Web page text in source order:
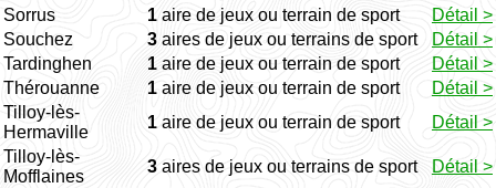
Sorrus
1 aire de jeux ou terrain de sport
Détail >
Souchez
3 aires de jeux ou terrains de sport
Détail >
Tardinghen
1 aire de jeux ou terrain de sport
Détail >
Thérouanne
1 aire de jeux ou terrain de sport
Détail >
Tilloy-lès-
Hermaville
1 aire de jeux ou terrain de sport
Détail >
Tilloy-lès-
Mofflaines
3 aires de jeux ou terrains de sport
Détail >